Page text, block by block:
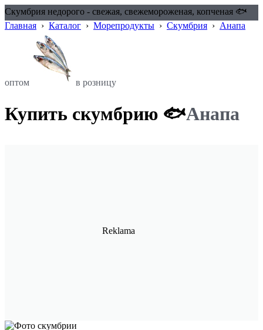
Скумбрия недорого - свежая, свежемороженая, копченая 🐟
Главная › Каталог › Морепродукты › Скумбрия › Анапа
оптом в розницу
Купить скумбрию 🐟Анапа